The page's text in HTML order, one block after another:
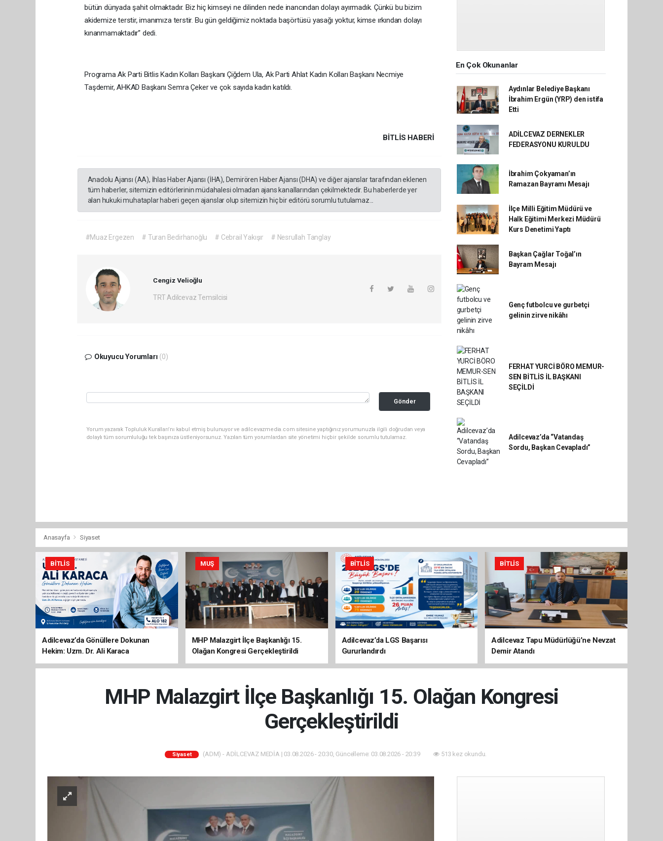
bütün dünyada şahit olmaktadır. Biz hiç kimseyi ne dilinden nede inancından dolayı ayırmadık. Çünkü bu bizim
akidemize terstir, imanımıza terstir. Bu gün geldiğimiz noktada başörtüsü yasağı yoktur, kimse ırkından dolayı
kınanmamaktadır” dedi.
Programa Ak Parti Bitlis Kadın Kolları Başkanı Çiğdem Ula, Ak Parti Ahlat Kadın Kolları Başkanı Necmiye
Taşdemir, AHKAD Başkanı Semra Çeker ve çok sayıda kadın katıldı.
BITLIS HABERİ
Anadolu Ajansı (AA), İhlas Haber Ajansı (İHA), Demirören Haber Ajansı (DHA) ve diğer ajanslar tarafından eklenen
tüm haberler, sitemizin editörlerinin müdahalesi olmadan ajans kanallarından çekilmektedir. Bu haberlerde yer
alan hukuki muhataplar haberi geçen ajanslar olup sitemizin hiç bir editörü sorumlu tutulamaz...
#Muaz Ergezen # Turan Bedirhanoğlu # Cebrail Yakışır # Nesrullah Tanglay
Cengiz Velioğlu
TRT Adilcevaz Temsilcisi
Okuyucu Yorumları (0)
Gönder
Yorum yazarak Topluluk Kuralları’nı kabul etmiş bulunuyor ve adilcevazmedia.com sitesine yaptığınız yorumunuzla ilgili doğrudan veya
dolaylı tüm sorumluluğu tek başınıza üstleniyorsunuz. Yazılan tüm yorumlardan site yönetimi hiçbir şekilde sorumlu tutulamaz.
En Çok Okunanlar
Aydınlar Belediye Başkanı
İbrahim Ergün (YRP) den istifa
Etti
ADİLCEVAZ DERNEKLER
FEDERASYONU KURULDU
İbrahim Çokyaman’ın
Ramazan Bayramı Mesajı
İlçe Milli Eğitim Müdürü ve
Halk Eğitimi Merkezi Müdürü
Kurs Denetimi Yaptı
Başkan Çağlar Toğal’ın
Bayram Mesajı
Genç futbolcu ve gurbetçi
gelinin zirve nikâhı
FERHAT YURCİ BÖRO MEMUR-
SEN BİTLİS İL BAŞKANI
SEÇİLDİ
Adilcevaz’da “Vatandaş
Sordu, Başkan Cevapladı”
Anasayfa Siyaset
BITLIS
Adilcevaz’da Gönüllere Dokunan
Hekim: Uzm. Dr. Ali Karaca
MUŞ
MHP Malazgirt İlçe Başkanlığı 15.
Olağan Kongresi Gerçekleştirildi
BITLIS
Adilcevaz’da LGS Başarısı
Gururlandırdı
BITLIS
Adilcevaz Tapu Müdürlüğü’ne Nevzat
Demir Atandı
MHP Malazgirt İlçe Başkanlığı 15. Olağan Kongresi
Gerçekleştirildi
Siyaset (ADM) - ADİLCEVAZ MEDİA | 03.08.2026 - 20:30, Güncelleme: 03.08.2026 - 20:39 513 kez okundu.